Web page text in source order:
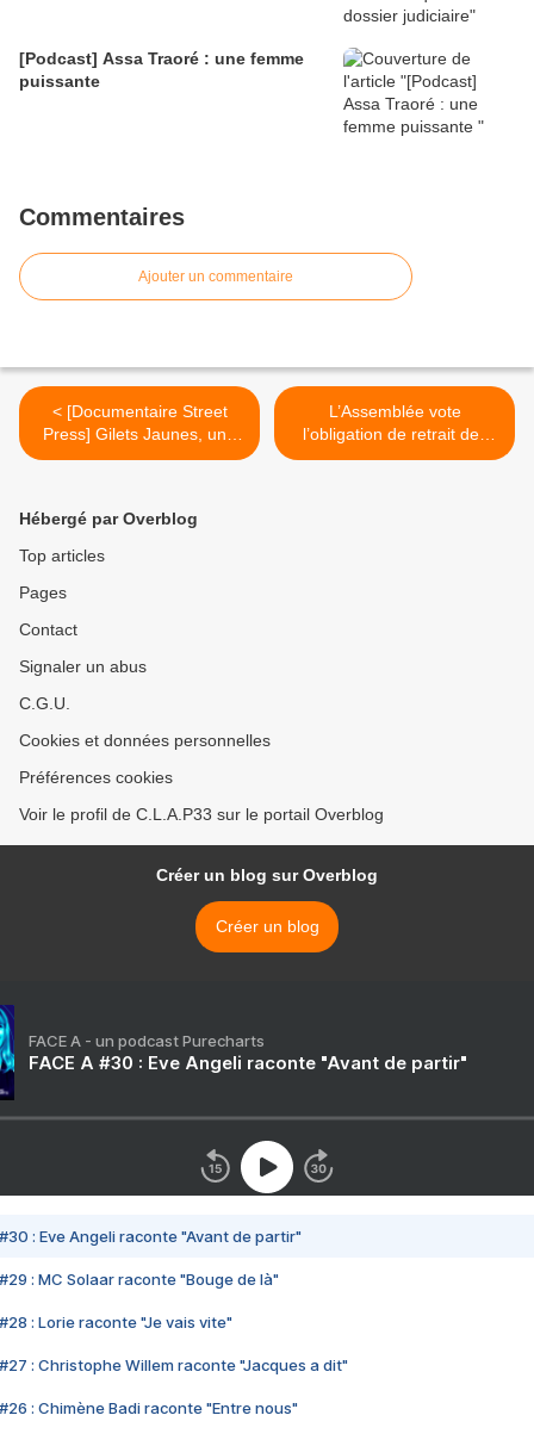
[Podcast] Assa Traoré : une femme
puissante
Commentaires
Ajouter un commentaire
< [Documentaire Street
Press] Gilets Jaunes, une
répression d’État
L’Assemblée vote
l’obligation de retrait des
contenus haineux en ligne
Hébergé par Overblog
Top articles
Pages
Contact
Signaler un abus
C.G.U.
Cookies et données personnelles
Préférences cookies
Voir le profil de C.L.A.P33 sur le portail Overblog
Créer un blog sur Overblog
Créer un blog
FACE A - un podcast Purecharts
FACE A #30 : Eve Angeli raconte "Avant de partir"
#30 : Eve Angeli raconte "Avant de partir"
#29 : MC Solaar raconte "Bouge de là"
#28 : Lorie raconte "Je vais vite"
#27 : Christophe Willem raconte "Jacques a dit"
#26 : Chimène Badi raconte "Entre nous"